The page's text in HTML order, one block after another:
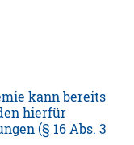
kann bereits
hierfür
(§ 16 Abs. 3